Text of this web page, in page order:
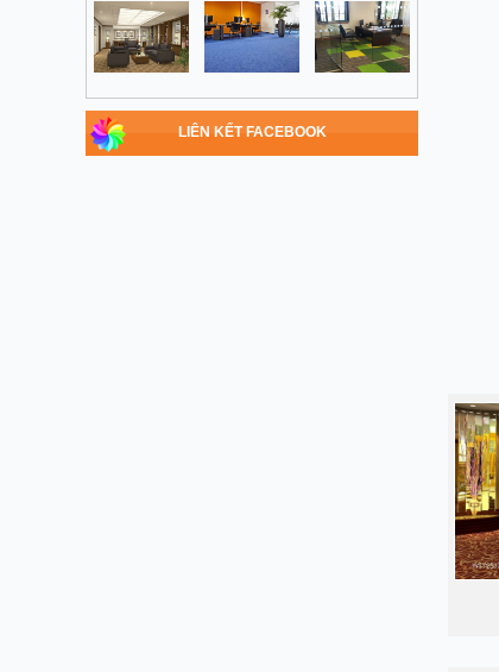
LIÊN KẾT FACEBOOK